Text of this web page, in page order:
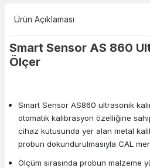
Ürün Açıklaması
Smart Sensor AS 860
Ölçer
Smart Sensor AS860 ultrasonik
otomatik kalibrasyon özelliğine
cihaz kutusunda yer alan metal
probun dokundurulmasıyla CAL
Ölçüm sırasında probun malzeme